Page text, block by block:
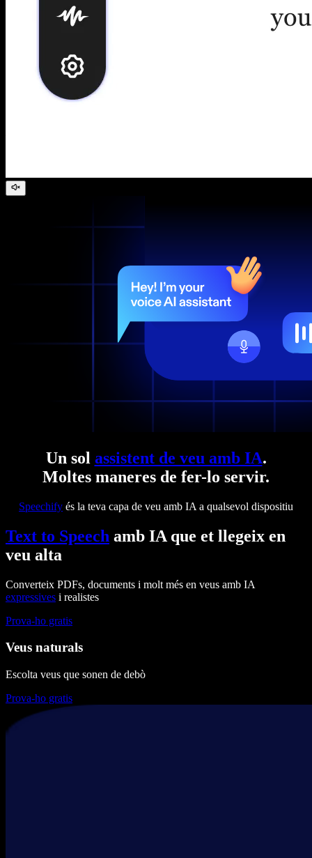
Un sol assistent de veu amb IA.
Moltes maneres de fer-lo servir.
Speechify és la teva capa de veu amb IA a qualsevol dispositiu
Text to Speech amb IA que et llegeix en
veu alta
Converteix PDFs, documents i molt més en veus amb IA
expressives i realistes
Prova-ho gratis
Veus naturals
Escolta veus que sonen de debò
Prova-ho gratis